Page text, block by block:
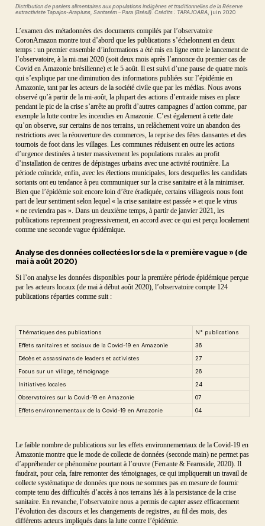
Distribution de paniers alimentaires aux populations indigènes et traditionnelles de la Réserve
extractiviste Tapajos-Arapiuns, Santarém – Para (Brésil). Crédits : TAPAJOARA, juin 2020
L’examen des métadonnées des documents compilés par l’observatoire
CoronAmazon montre tout d’abord que les publications s’échelonnent en deux
temps : un premier ensemble d’informations a été mis en ligne entre le lancement de
l’observatoire, à la mi-mai 2020 (soit deux mois après l’annonce du premier cas de
Covid en Amazonie brésilienne) et le 5 août. Il est suivi d’une pause de quatre mois
qui s’explique par une diminution des informations publiées sur l’épidémie en
Amazonie, tant par les acteurs de la société civile que par les médias. Nous avons
observé qu’à partir de la mi-août, la plupart des actions d’entraide mises en place
pendant le pic de la crise s’arrête au profit d’autres campagnes d’action comme, par
exemple la lutte contre les incendies en Amazonie. C’est également à cette date
qu’on observe, sur certains de nos terrains, un relâchement voire un abandon des
restrictions avec la réouverture des commerces, la reprise des fêtes dansantes et des
tournois de foot dans les villages. Les communes réduisent en outre les actions
d’urgence destinées à tester massivement les populations rurales au profit
d’installation de centres de dépistages urbains avec une activité routinière. La
période coïncide, enfin, avec les élections municipales, lors desquelles les candidats
sortants ont eu tendance à peu communiquer sur la crise sanitaire et à la minimiser.
Bien que l’épidémie soit encore loin d’être éradiquée, certains villageois nous font
part de leur sentiment selon lequel « la crise sanitaire est passée » et que le virus
« ne reviendra pas ». Dans un deuxième temps, à partir de janvier 2021, les
publications reprennent progressivement, en accord avec ce qui est perçu localement
comme une seconde vague épidémique.
Analyse des données collectées lors de la « première vague » (de
mai à août 2020)
Si l’on analyse les données disponibles pour la première période épidémique perçue
par les acteurs locaux (de mai à début août 2020), l’observatoire compte 124
publications réparties comme suit :
Thématiques des publications
N° publications
Effets sanitaires et sociaux de la Covid-19 en Amazonie
36
Décès et assassinats de leaders et activistes
27
Focus sur un village, témoignage
26
Initiatives locales
24
Observatoires sur la Covid-19 en Amazonie
07
Effets environnementaux de la Covid-19 en Amazonie
04
Le faible nombre de publications sur les effets environnementaux de la Covid-19 en
Amazonie montre que le mode de collecte de données (seconde main) ne permet pas
d’appréhender ce phénomène pourtant à l’œuvre (Ferrante & Fearnside, 2020). Il
faudrait, pour cela, faire remonter des témoignages, ce qui impliquerait un travail de
collecte systématique de données que nous ne sommes pas en mesure de fournir
compte tenu des difficultés d’accès à nos terrains liés à la persistance de la crise
sanitaire. En revanche, l’observatoire nous a permis de capter assez efficacement
l’évolution des discours et les changements de registres, au fil des mois, des
différents acteurs impliqués dans la lutte contre l’épidémie.